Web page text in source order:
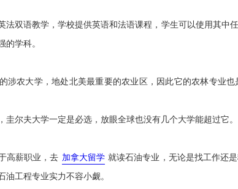
双语教学，学校提供英语和法语课程，学生可以使用其中
学科。
农大学，地处北美最重要的农业区，因此它的农林专业也
尔夫大学一定是必选，放眼全球也没有几个大学能超过它。
薪职业，去 加拿大留学 就读石油专业，无论是找工作还
工程专业实力不容小觑。